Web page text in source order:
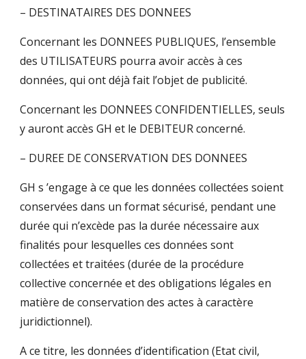
– DESTINATAIRES DES DONNEES
Concernant les DONNEES PUBLIQUES, l’ensemble
des UTILISATEURS pourra avoir accès à ces
données, qui ont déjà fait l’objet de publicité.
Concernant les DONNEES CONFIDENTIELLES, seuls
y auront accès GH et le DEBITEUR concerné.
– DUREE DE CONSERVATION DES DONNEES
GH s ’engage à ce que les données collectées soient
conservées dans un format sécurisé, pendant une
durée qui n’excède pas la durée nécessaire aux
finalités pour lesquelles ces données sont
collectées et traitées (durée de la procédure
collective concernée et des obligations légales en
matière de conservation des actes à caractère
juridictionnel).
A ce titre, les données d’identification (Etat civil,